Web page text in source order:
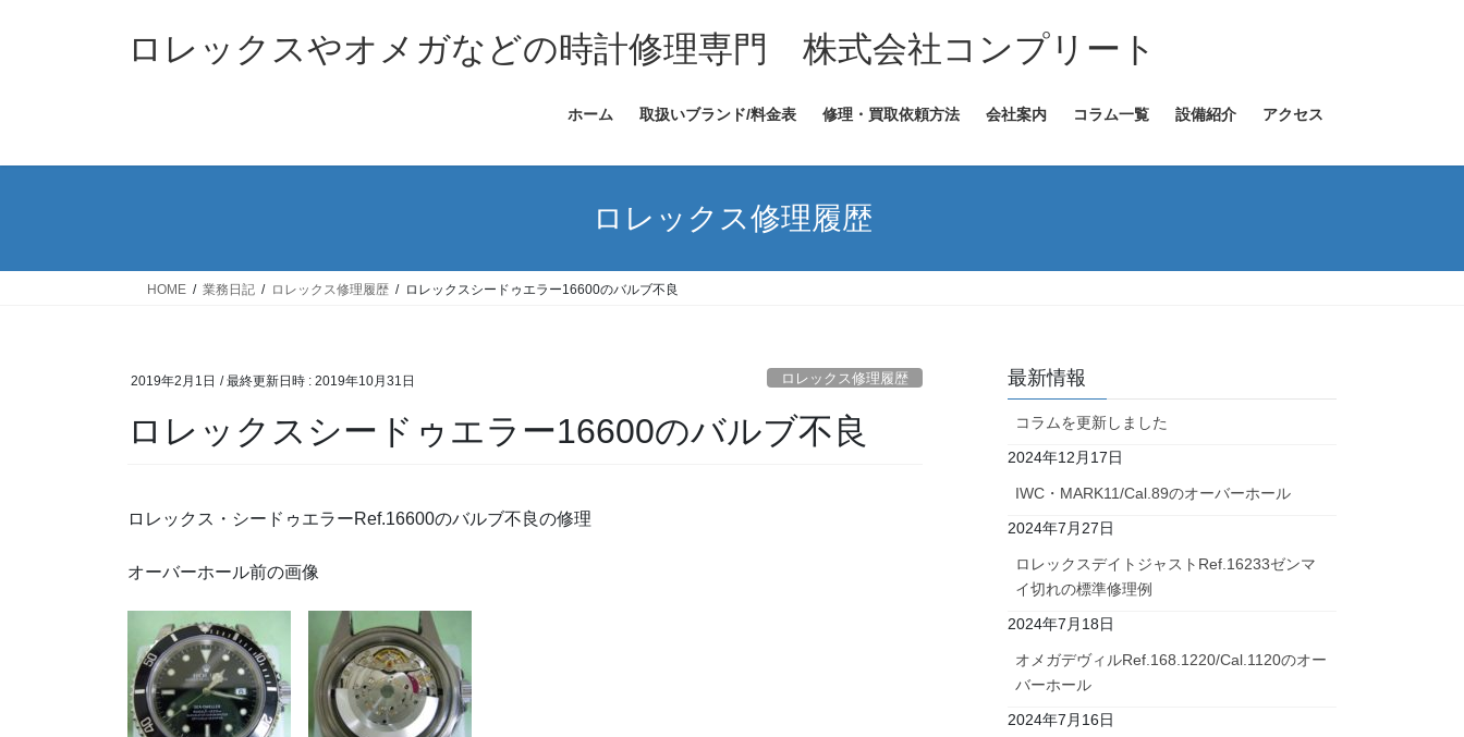
ス
ン
ロレックスやオメガなどの時計修理専門 株式会社コンプリート
ホーム 取扱いブランド/料金表 修理・買取依頼方法 会社案内 コラム一覧 設備紹介 アクセス
ロレックス修理履歴
HOME 業務日記 ロレックス修理履歴 ロレックスシードゥエラー16600のバルブ不良
2019年2月1日 / 最終更新日時 : 2019年10月31日 ロレックス修理履歴
ロレックスシードゥエラー16600のバルブ不良
ロレックス・シードゥエラーRef.16600のバルブ不良の修理
オーバーホール前の画像
最新情報
コラムを更新しました
2024年12月17日
IWC・MARK11/Cal.89のオーバーホール
2024年7月27日
ロレックスデイトジャストRef.16233ゼンマ
イ切れの標準修理例
2024年7月18日
オメガデヴィルRef.168.1220/Cal.1120のオー
バーホール
2024年7月16日